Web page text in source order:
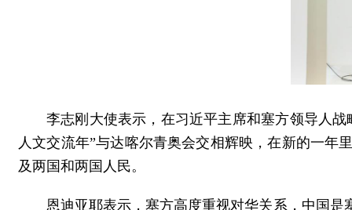
李志刚大使表示，在习近平主席和塞方领导人
人文交流年”与达喀尔青奥会交相辉映，在新的一年
及两国和两国人民。
恩迪亚耶表示，塞方高度重视对华关系，中国